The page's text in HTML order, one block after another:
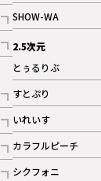
記事
SHOW-WA
記事
2.5次元
とぅるりぶ
記事
すとぷり
記事
ギャラリー
いれいす
記事
ギャラリー
カラフルピーチ
記事
シクフォニ